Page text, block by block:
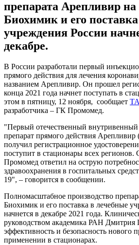
препарата Арепливир
Биохимик и его
учреждения России
декабре.
В России разработали первый
прямого действия для лечения
названием Арепливир. Он прошел
конца 2021 года начнет поступать в
этом в пятницу, 12 ноября, сообщает
разработчика – ГК Промомед.
"Первый отечественный
препарат прямого действия
получил регистрационное
поступит в стационары всех регионов.
Промомед ответил на острую
здравоохранения в госпитальных
19", – говорится в сообщении.
Полномасштабное производство
Биохимик и его поставка в лечебные
начнется в декабре 2021 года.
руководством академика РАН Дмитрия
эффективность и безопасность нового
применении в стационарах.